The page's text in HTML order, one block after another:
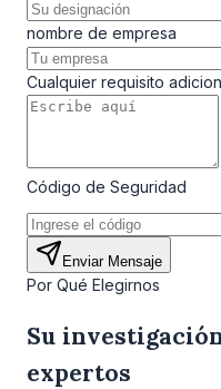
nombre de empresa
Cualquier requisito
Código de Seguridad
Enviar Mensaje
Por Qué Elegirnos
Su
expertos